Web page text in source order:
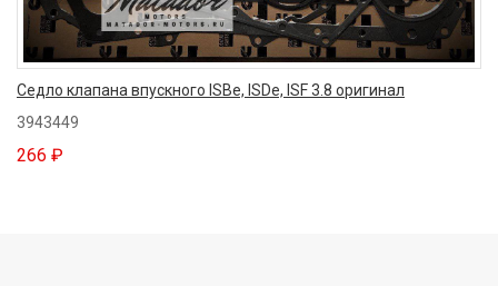
Седло клапана впускного ISBe, ISDe, ISF 3.8 оригинал
3943449
266 ₽